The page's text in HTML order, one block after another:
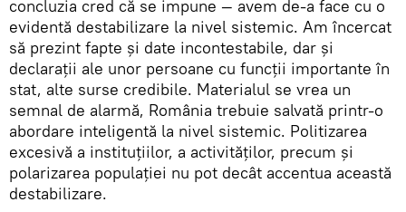
concluzia cred că se impune — avem de-a face cu o
evidentă destabilizare la nivel sistemic. Am încercat
să prezint fapte şi date incontestabile, dar şi
declaraţii ale unor persoane cu funcţii importante în
stat, alte surse credibile. Materialul se vrea un
semnal de alarmă, România trebuie salvată printr-o
abordare inteligentă la nivel sistemic. Politizarea
excesivă a instituţiilor, a activităţilor, precum şi
polarizarea populaţiei nu pot decât accentua această
destabilizare.